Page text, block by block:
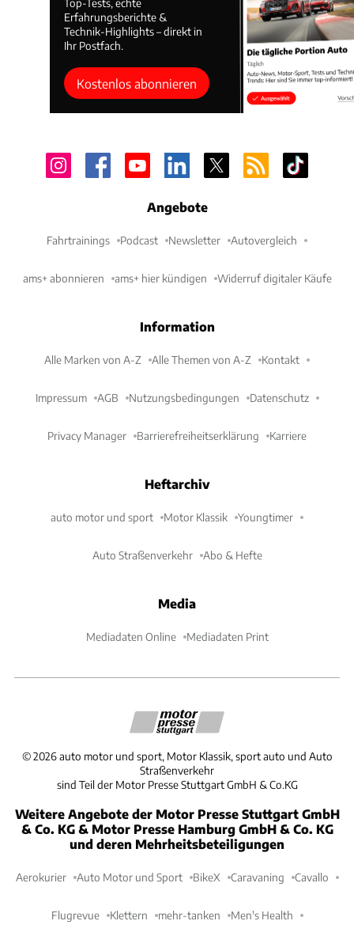
Top-Tests, echte
Erfahrungsberichte &
Technik-Highlights – direkt in
Ihr Postfach.
Kostenlos abonnieren
Angebote
Fahrtrainings Podcast Newsletter Autovergleich
ams+ abonnieren ams+ hier kündigen Widerruf digitaler Käufe
Information
Alle Marken von A-Z Alle Themen von A-Z Kontakt
Impressum AGB Nutzungsbedingungen Datenschutz
Privacy Manager Barrierefreiheitserklärung Karriere
Heftarchiv
auto motor und sport Motor Klassik Youngtimer
Auto Straßenverkehr Abo & Hefte
Media
Mediadaten Online Mediadaten Print
©2026 auto motor und sport, Motor Klassik, sport auto und Auto
Straßenverkehr
sind Teil der Motor Presse Stuttgart GmbH & Co.KG
Weitere Angebote der Motor Presse Stuttgart GmbH
& Co. KG & Motor Presse Hamburg GmbH & Co. KG
und deren Mehrheitsbeteiligungen
Aerokurier Auto Motor und Sport BikeX Caravaning Cavallo
Flugrevue Klettern mehr-tanken Men's Health